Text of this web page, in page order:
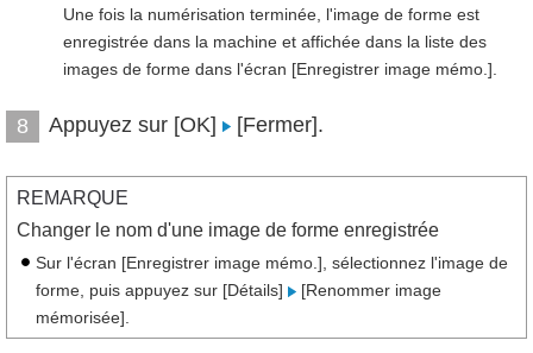
Une fois la numérisation terminée, l'image de forme est
enregistrée dans la machine et affichée dans la liste des
images de forme dans l'écran [Enregistrer image mémo.].
8 Appuyez sur [OK] [Fermer].
REMARQUE
Changer le nom d'une image de forme enregistrée
Sur l'écran [Enregistrer image mémo.], sélectionnez l'image de
forme, puis appuyez sur [Détails]
[Renommer image
mémorisée].